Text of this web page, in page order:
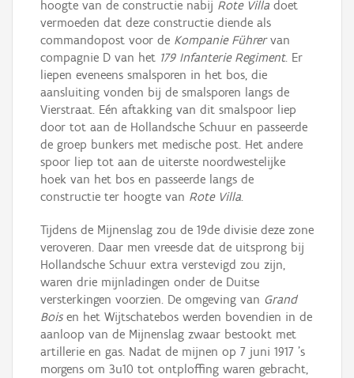
hoogte van de constructie nabij Rote Villa doet
vermoeden dat deze constructie diende als
commandopost voor de Kompanie Führervan
compagnie D van het 179 Infanterie Regiment. Er
liepen eveneens smalsporen in het bos, die
aansluiting vonden bij de smalsporen langs de
Vierstraat. Eén aftakking van dit smalspoor liep
door tot aan de Hollandsche Schuur en passeerde
de groep bunkers met medische post. Het andere
spoor liep tot aan de uiterste noordwestelijke
hoek van het bos en passeerde langs de
constructie ter hoogte van Rote Villa.
Tijdens de Mijnenslag zou de 19de divisie deze zone
veroveren. Daar men vreesde dat de uitsprong bij
Hollandsche Schuur extra verstevigd zou zijn,
waren drie mijnladingen onder de Duitse
versterkingen voorzien. De omgeving van Grand
Boisen het Wijtschatebos werden bovendien in de
aanloop van de Mijnenslag zwaar bestookt met
artillerie en gas. Nadat de mijnen op 7 juni 1917 's
morgens om 3u10 tot ontploffing waren gebracht,